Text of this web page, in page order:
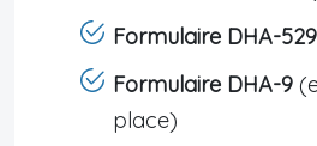
Formulaire DHA-529
Formulaire DHA-9
place)